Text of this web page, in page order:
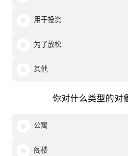
用于投资
为了放松
其他
你对什么类型的对
公寓
阁楼